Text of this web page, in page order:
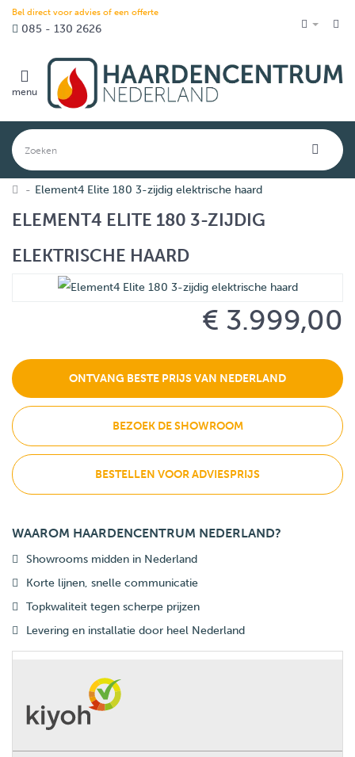
Bel direct voor advies of een offerte
085 - 130 2626
menu
Element4 Elite 180 3-zijdig elektrische haard
ELEMENT4 ELITE 180 3-ZIJDIG
ELEKTRISCHE HAARD
€ 3.999,00
ONTVANG BESTE PRIJS VAN NEDERLAND
BEZOEK DE SHOWROOM
BESTELLEN VOOR ADVIESPRIJS
WAAROM HAARDENCENTRUM NEDERLAND?
Showrooms midden in Nederland
Korte lijnen, snelle communicatie
Topkwaliteit tegen scherpe prijzen
Levering en installatie door heel Nederland